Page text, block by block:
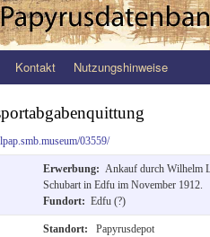
Kontakt Nutzungshinweise
03559/
Erwerbung: Ankauf durch Wilhelm
Schubart in Edfu im November 1912.
Fundort: Edfu (?)
Standort: Papyrusdepot